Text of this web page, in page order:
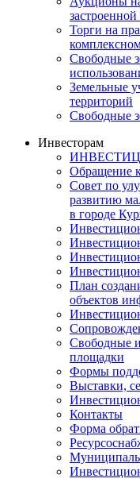
Торги на
Свободные
Земельные
территорий
Свободные
Инвесторам
Обращение
Совет по
развитию
в городе
План
объектов
Свободные
площадки
Формы
Выставки,
Контакты
Форма